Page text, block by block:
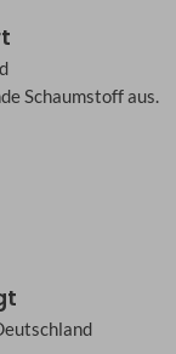
Schaumstoff aus.